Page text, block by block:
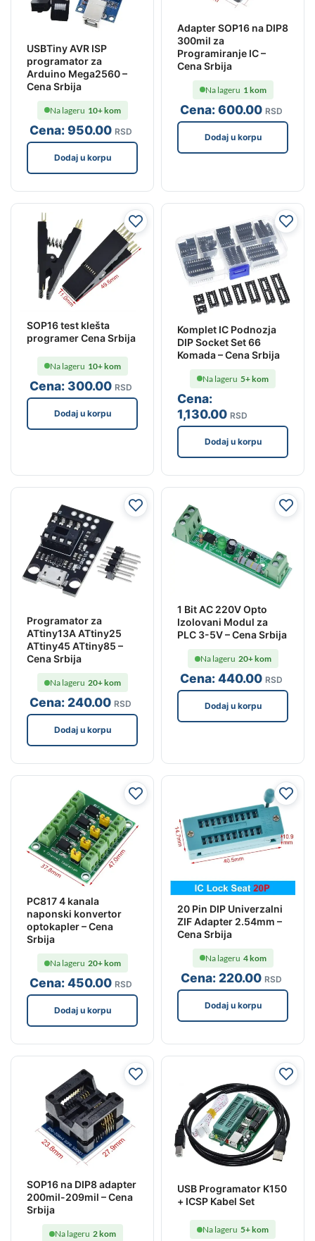
USBTiny AVR ISP
programator za
Arduino Mega2560 –
Cena Srbija
Cena:950.00 RSD
Na lageru 10+ kom
Dodaj u korpu
Adapter SOP16 na DIP8
300mil za
Programiranje IC –
Cena Srbija
Cena:600.00 RSD
Na lageru 1 kom
Dodaj u korpu
SOP16 test klešta
programer Cena Srbija
Cena:300.00 RSD
Na lageru 10+ kom
Dodaj u korpu
Komplet IC Podnozja
DIP Socket Set 66
Komada – Cena Srbija
Cena:
1,130.00 RSD
Na lageru 5+ kom
Dodaj u korpu
Programator za
ATtiny13A ATtiny25
ATtiny45 ATtiny85 –
Cena Srbija
Cena: 240.00 RSD
Na lageru 20+ kom
Dodaj u korpu
1 Bit AC 220V Opto
Izolovani Modul za
PLC 3-5V – Cena Srbija
Cena:440.00 RSD
Na lageru 20+ kom
Dodaj u korpu
PC817 4 kanala
naponski konvertor
optokapler – Cena
Srbija
Cena:450.00 RSD
Na lageru 20+ kom
Dodaj u korpu
20 Pin DIP Univerzalni
ZIF Adapter 2.54mm –
Cena Srbija
Cena: 220.00 RSD
Na lageru 4 kom
Dodaj u korpu
SOP16 na DIP8 adapter
200mil-209mil – Cena
Srbija
Na lageru 2 kom
USB Programator K150
+ ICSP Kabel Set
Na lageru 5+ kom